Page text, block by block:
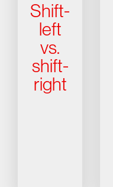
Shift-
left
vs.
shift-
right